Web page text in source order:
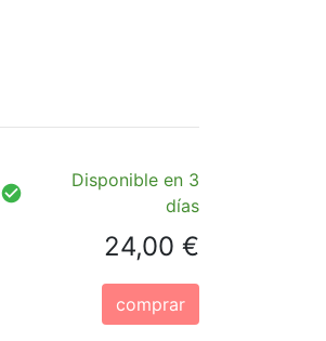
Disponible en 3
días
24,00 €
comprar